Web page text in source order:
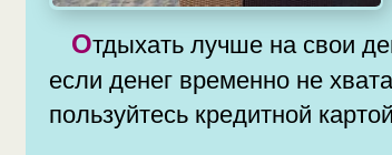
Отдыхать лучше на свои денежки. А
если денег временно не
пользуйтесь кредитной